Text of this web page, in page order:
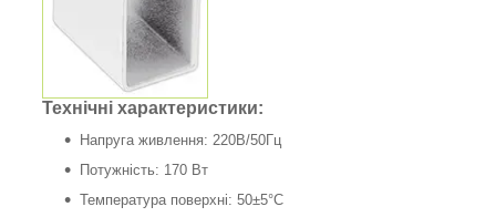
Технічні характеристики:
Напруга живлення: 220В/50Гц
Потужність: 170 Вт
Температура поверхні: 50±5°C